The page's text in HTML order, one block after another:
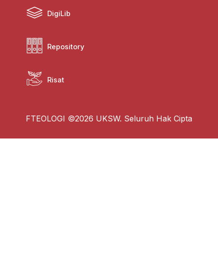
DigiLib
Repository
Risat
FTEOLOGI ©2026 UKSW. Seluruh Hak Cipta